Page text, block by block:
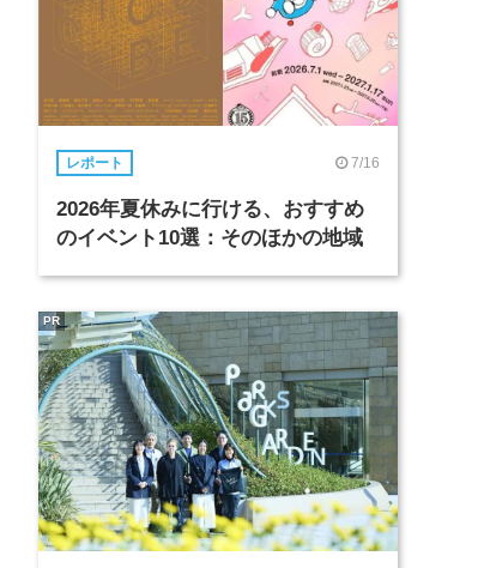
レポート 7/16
2026年夏休みに行ける、おすすめ
のイベント10選：そのほかの地域
PR